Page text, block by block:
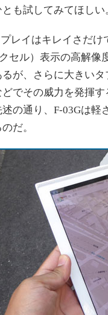
も試してみてほしい
レイはキレイさだけ
セル）表示の高解
が、さらに大きい
どでその威力を発揮
の通り、F-03Gは
だ。